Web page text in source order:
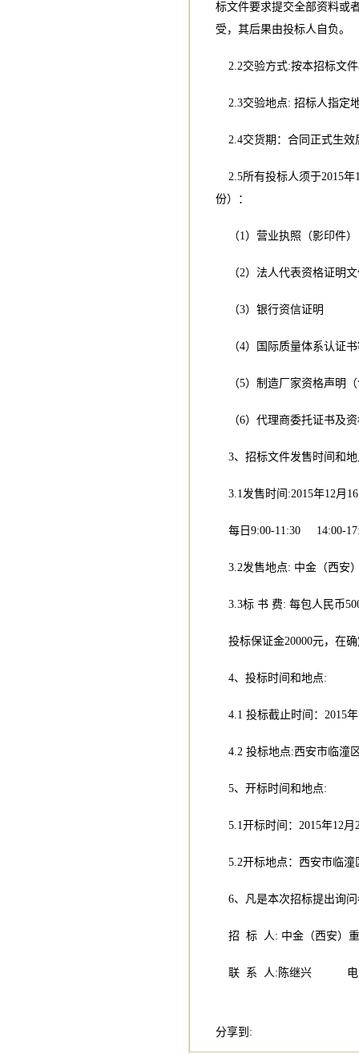
标文件要求提交全部资料或
受，其后果由投标人自负。
2.2交验方式:按本招标文
2.3交验地点: 招标人指定
2.4交货期：合同正式生效
2.5所有投标人须于2015年
份）：
（1）营业执照（影印件）
（2）法人代表资格证明文
（3）银行资信证明
（4）国际质量体系认证书
（5）制造厂家资格声明（
（6）代理商委托证书及资
3、招标文件发售时间和地
3.1发售时间:2015年12月
每日9:00-11:30 14:00-
3.2发售地点: 中金（西安
3.3标 书 费: 每包人民币
投标保证金20000元，在
4、投标时间和地点:
4.1 投标截止时间：2015年
4.2 投标地点:西安市临潼
5、开标时间和地点:
5.1开标时间：2015年12月
5.2开标地点：西安市临潼
6、凡是本次招标提出询问
招 标 人: 中金（西安）重
联 系 人:陈继兴 电
分享到: